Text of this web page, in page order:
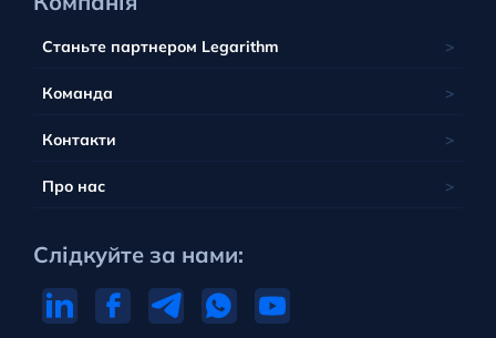
Станьте партнером Legarithm
Команда
Контакти
Про нас
Слідкуйте за нами: